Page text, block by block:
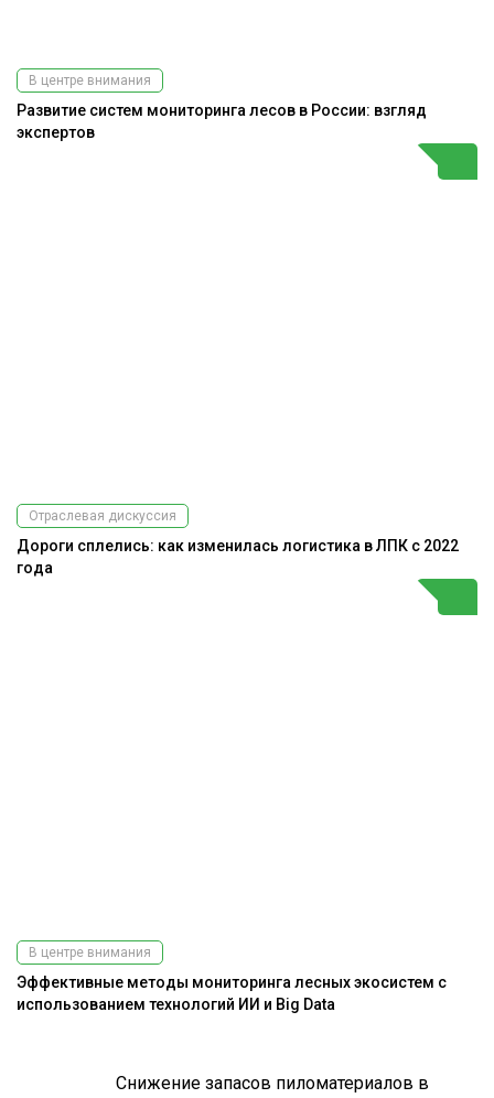
Снижение запасов пиломатериалов в
В центре внимания
Развитие систем мониторинга лесов в России: взгляд
экспертов
Отраслевая дискуссия
Дороги сплелись: как изменилась логистика в ЛПК с 2022
года
В центре внимания
Эффективные методы мониторинга лесных экосистем с
использованием технологий ИИ и Big Data